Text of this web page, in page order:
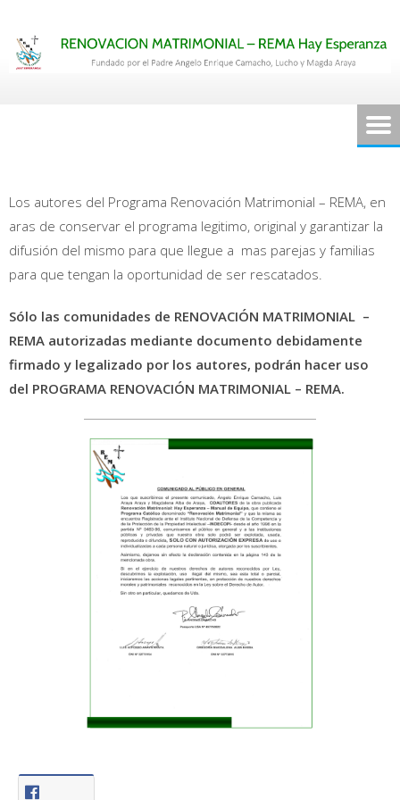
contenido
Los autores del Programa Renovación Matrimonial – REMA, en
aras de conservar el programa legitimo, original y garantizar la
difusión del mismo para que llegue a mas parejas y familias
para que tengan la oportunidad de ser rescatados.
Sólo las comunidades de RENOVACIÓN MATRIMONIAL –
REMA autorizadas mediante documento debidamente
firmado y legalizado por los autores, podrán hacer uso
del PROGRAMA RENOVACIÓN MATRIMONIAL – REMA.